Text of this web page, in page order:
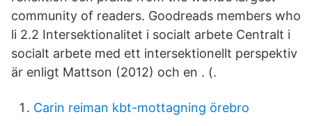
community of readers. Goodreads members who
li 2.2 Intersektionalitet i socialt arbete Centralt i
socialt arbete med ett intersektionellt perspektiv
är enligt Mattson (2012) och en . (.
Carin reiman kbt-mottagning örebro